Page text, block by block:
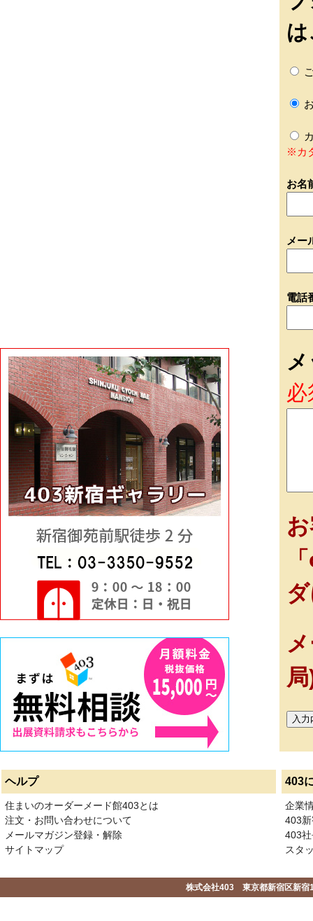
※カ
お名
メー
電話
必
ヘルプ 403
住まいのオーダーメード館403とは
注文・お問い合わせについて
メールマガジン登録・解除
サイトマップ
企業
403
403
スタ
株式会社403 東京都新宿区新